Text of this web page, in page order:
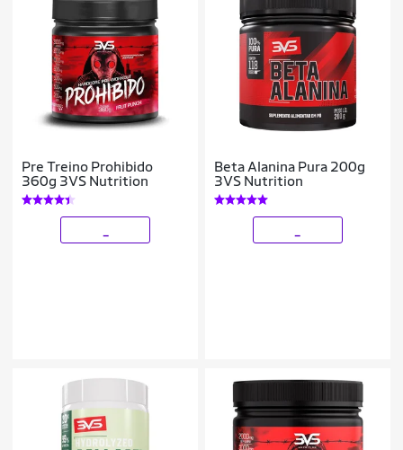
Pre Treino Prohibido
360g 3VS Nutrition
Beta Alanina Pura 200g
3VS Nutrition